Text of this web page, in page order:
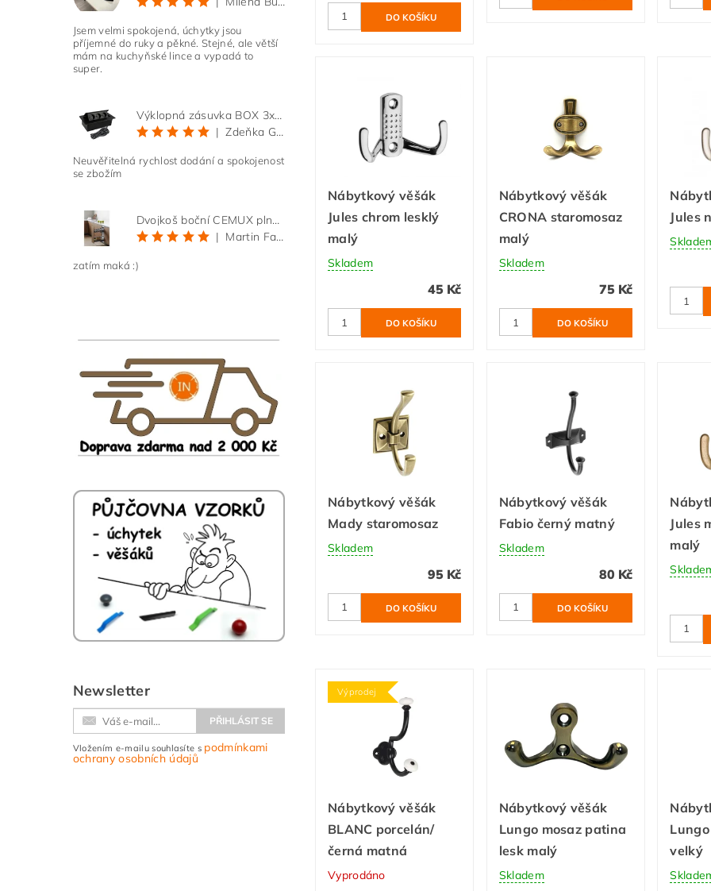
Jsem velmi spokojená, úchytky jsou
příjemné do ruky a pěkné. Stejné, ale větší
mám na kuchyňské lince a vypadá to
super.
Výklopná zásuvka BOX 3x 230V s 3m kabelem - černá
|
Zdeňka Gold
Neuvěřitelná rychlost dodání a spokojenost
se zbožím
Dvojkoš boční CEMUX plné dno 3D, s tlumením antracit 200 mm
|
Martin Faltus
zatím maká :)
Newsletter
Vložením e-mailu souhlasíte s podmínkami
ochrany osobních údajů
Nábytkový věšák
Jules chrom lesklý
malý
Skladem
45 Kč
Nábytkový věšák
CRONA staromosaz
malý
Skladem
75 Kč
Jules
Nábytkový věšák
Mady staromosaz
Skladem
95 Kč
Nábytkový věšák
Fabio černý matný
Skladem
80 Kč
Jules
malý
Výprodej
Nábytkový věšák
BLANC porcelán/
černá matná
Vyprodáno
Nábytkový věšák
Lungo mosaz patina
lesk malý
Skladem
velký